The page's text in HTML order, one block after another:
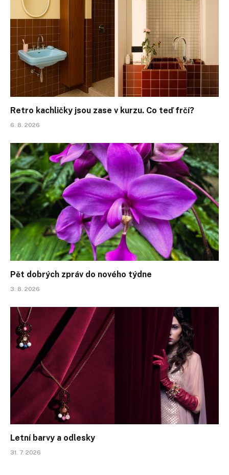
Retro kachličky jsou zase v kurzu. Co teď frčí?
6. 8. 2026
Pět dobrých zpráv do nového týdne
3. 8. 2026
Letní barvy a odlesky
31. 7. 2026